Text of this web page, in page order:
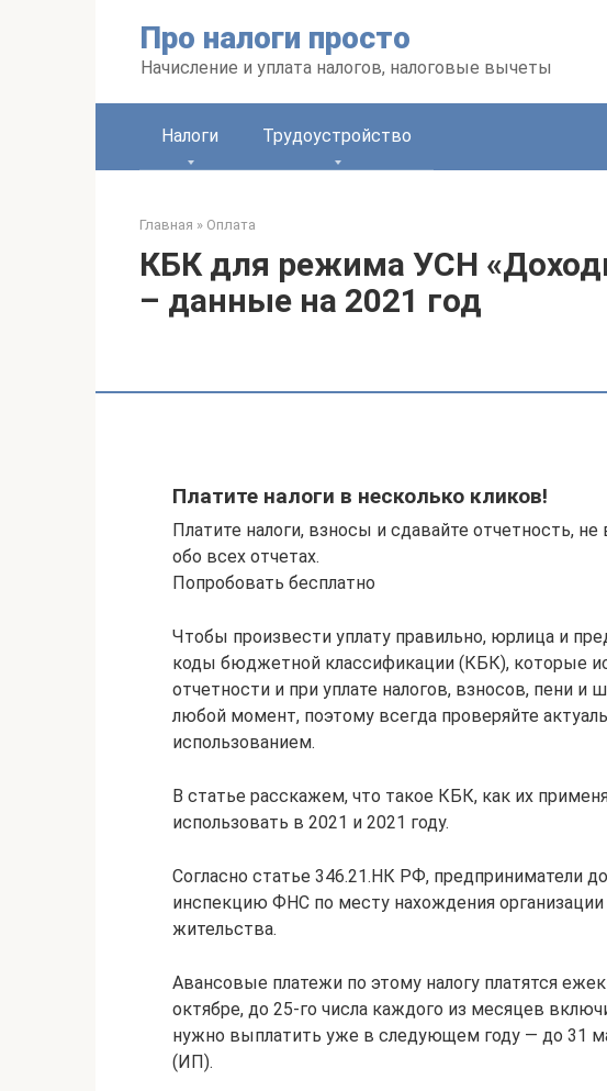
Про налоги просто
Начисление и уплата налогов, налоговые вычеты
Налоги Трудоустройство
Главная » Оплата
КБК для режима УСН
– данные на 2021 год
Платите налоги в несколько кликов!
Платите налоги, взносы и сдавайте отчетность,
обо всех отчетах.
Попробовать бесплатно
Чтобы произвести уплату правильно, юрлица и
коды бюджетной классификации (КБК), которые
отчетности и при уплате налогов, взносов, пени
любой момент, поэтому всегда проверяйте
использованием.
В статье расскажем, что такое КБК, как их
использовать в 2021 и 2021 году.
Согласно статье 346.21.НК РФ, предприниматели
инспекцию ФНС по месту нахождения
жительства.
Авансовые платежи по этому налогу платятся
октябре, до 25-го числа каждого из месяцев
нужно выплатить уже в следующем году — до 31
(ИП).